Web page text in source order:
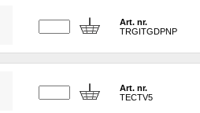
Art. nr.
TRGITGDPNP
Art. nr.
TECTV5